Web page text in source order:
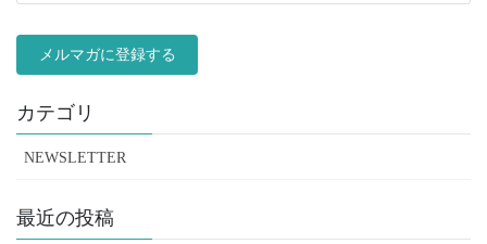
メルマガに登録する
カテゴリ
NEWSLETTER
最近の投稿